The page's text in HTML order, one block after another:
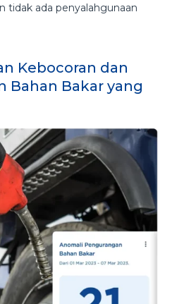
tidak ada penyalahgunaan
Kebocoran dan
Bahan Bakar yang